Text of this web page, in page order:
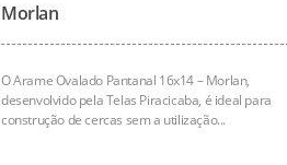
Morlan
O Arame Ovalado Pantanal 16x14 – Morlan,
desenvolvido pela Telas Piracicaba, é ideal para
construção de cercas sem a utilização...